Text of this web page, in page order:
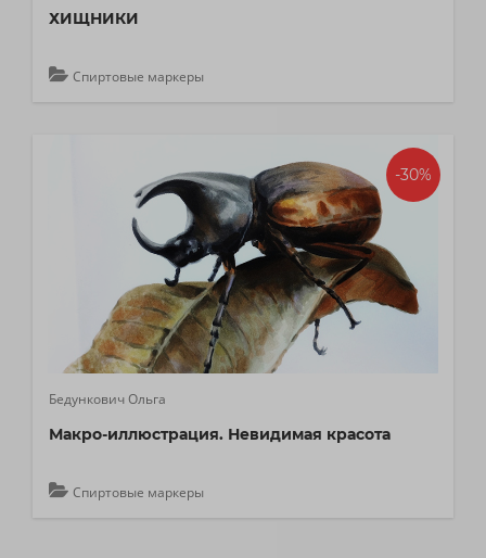
ХИЩНИКИ
Спиртовые маркеры
-30%
Бедункович Ольга
Макро-иллюстрация. Невидимая красота
Спиртовые маркеры